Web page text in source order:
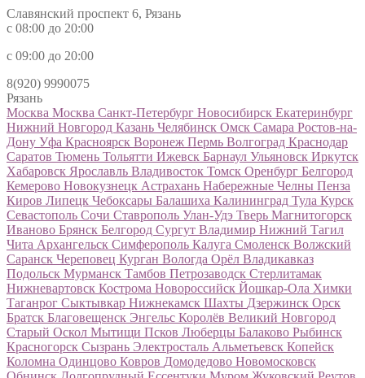
Славянский проспект 6, Рязань
с 08:00 до 20:00
с 09:00 до 20:00
8(920) 9990075
Рязань
Москва Москва Санкт-Петербург Новосибирск Екатеринбург
Нижний Новгород Казань Челябинск Омск Самара Ростов-на-
Дону Уфа Красноярск Воронеж Пермь Волгоград Краснодар
Саратов Тюмень Тольятти Ижевск Барнаул Ульяновск Иркутск
Хабаровск Ярославль Владивосток Томск Оренбург Белгород
Кемерово Новокузнецк Астрахань Набережные Челны Пенза
Киров Липецк Чебоксары Балашиха Калининград Тула Курск
Севастополь Сочи Ставрополь Улан-Удэ Тверь Магнитогорск
Иваново Брянск Белгород Сургут Владимир Нижний Тагил
Чита Архангельск Симферополь Калуга Смоленск Волжский
Саранск Череповец Курган Вологда Орёл Владикавказ
Подольск Мурманск Тамбов Петрозаводск Стерлитамак
Нижневартовск Кострома Новороссийск Йошкар-Ола Химки
Таганрог Сыктывкар Нижнекамск Шахты Дзержинск Орск
Братск Благовещенск Энгельс Королёв Великий Новгород
Старый Оскол Мытищи Псков Люберцы Балаково Рыбинск
Красногорск Сызрань Электросталь Альметьевск Копейск
Коломна Одинцово Ковров Домодедово Новомосковск